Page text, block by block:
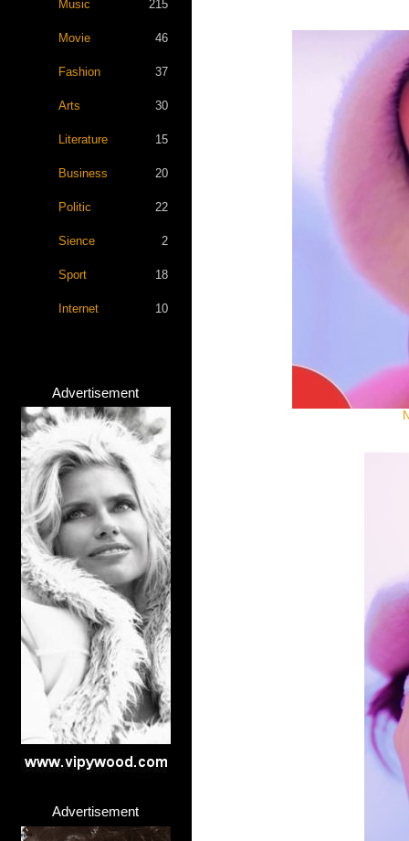
Music 215
Movie 46
Fashion 37
Arts 30
Literature 15
Business 20
Politic 22
Sience 2
Sport 18
Internet 10
Advertisement
Advertisement